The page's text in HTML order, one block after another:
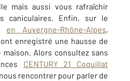
mais aussi vous rafraîchir
caniculaires. Enfin, sur le
en Auvergne-Rhône-Alpes,
enregistré une hausse de
maison. Alors consultez sans
CENTURY 21 Coquillat
rencontrer pour parler de